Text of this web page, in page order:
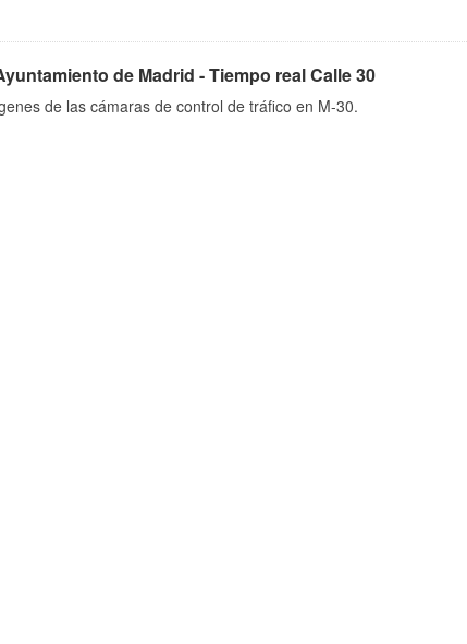
de Madrid - Tiempo real Calle 30
de las cámaras de control de tráfico en M-30.